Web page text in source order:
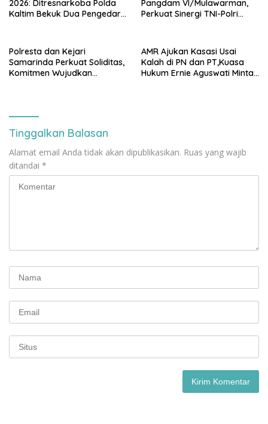
2026: Ditresnarkoba Polda
Kaltim Bekuk Dua Pengedar
Pangdam VI/Mulawarman,
Perkuat Sinergi TNI-Polri
Polresta dan Kejari
Samarinda Perkuat Soliditas,
Komitmen Wujudkan
AMR Ajukan Kasasi Usai
Kalah di PN dan PT,Kuasa
Hukum Ernie Aguswati Minta
Tinggalkan Balasan
Alamat email Anda tidak akan dipublikasikan. Ruas yang wajib
ditandai *